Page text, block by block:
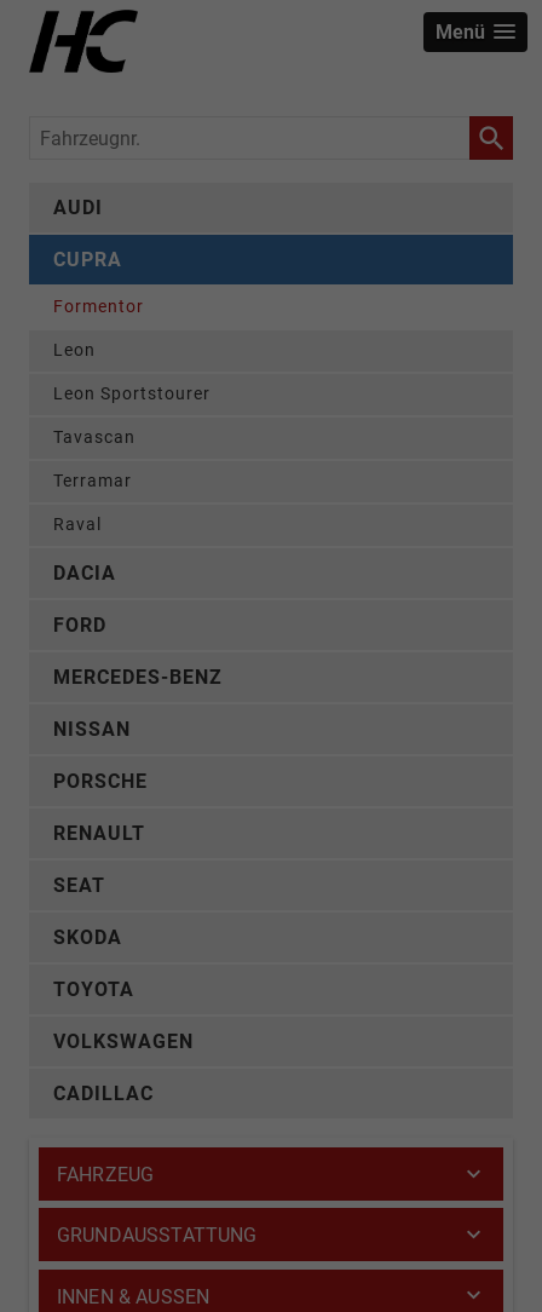
Menü
Fahrzeugnr.
AUDI
CUPRA
Formentor
Leon
Leon Sportstourer
Tavascan
Terramar
Raval
DACIA
FORD
MERCEDES-BENZ
NISSAN
PORSCHE
RENAULT
SEAT
SKODA
TOYOTA
VOLKSWAGEN
CADILLAC
FAHRZEUG
GRUNDAUSSTATTUNG
INNEN & AUSSEN